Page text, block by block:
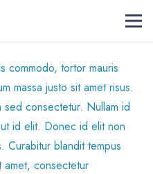
commodo, tortor mauris
massa justo sit amet risus.
consectetur. Nullam id
id elit. Donec id elit non
Curabitur blandit tempus
amet, consectetur